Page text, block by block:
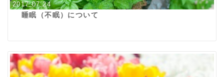
2017.07.24
睡眠（不眠）について